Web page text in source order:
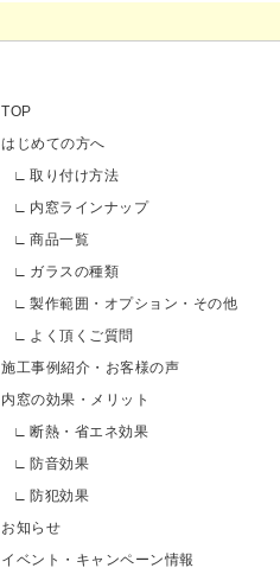
TOP
はじめての方へ
取り付け方法
内窓ラインナップ
商品一覧
ガラスの種類
製作範囲・オプション・その他
よく頂くご質問
施工事例紹介・お客様の声
内窓の効果・メリット
断熱・省エネ効果
防音効果
防犯効果
お知らせ
イベント・キャンペーン情報